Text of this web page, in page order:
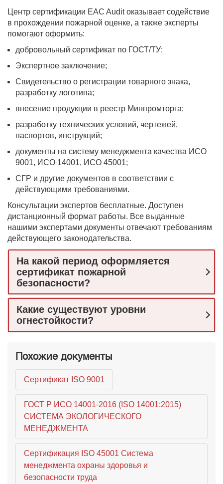
Центр сертификации EAC Audit оказывает содействие
в прохождении пожарной оценке, а также эксперты
помогают оформить:
добровольный сертификат по ГОСТ/ТУ;
Экспертное заключение;
Свидетельство о регистрации товарного знака,
разработку логотипа;
внесение продукции в реестр Минпромторга;
разработку технических условий, чертежей,
паспортов, инструкций;
документы на систему менеджмента качества ИСО
9001, ИСО 14001, ИСО 45001;
СГР и другие документов в соответствии с
действующими требованиями.
Консультации экспертов бесплатные. Доступен
дистанционный формат работы. Все выданные
нашими экспертами документы отвечают требованиям
действующего законодательства.
На какой период оформляется
сертификат пожарной
безопасности?
Какие существуют уровни
огнестойкости?
Похожие документы
Сертификат ISO 9001
ГОСТ Р ИСО 14001-2016 (ISO 14001:2015)
СИСТЕМА ЭКОЛОГИЧЕСКОГО
МЕНЕДЖМЕНТА
Сертификация ISO 45001 Система
менеджмента охраны здоровья и
безопасности труда